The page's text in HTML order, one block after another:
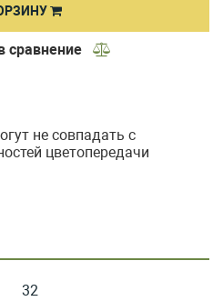
сравнение
не совпадать с
цветопередачи
32